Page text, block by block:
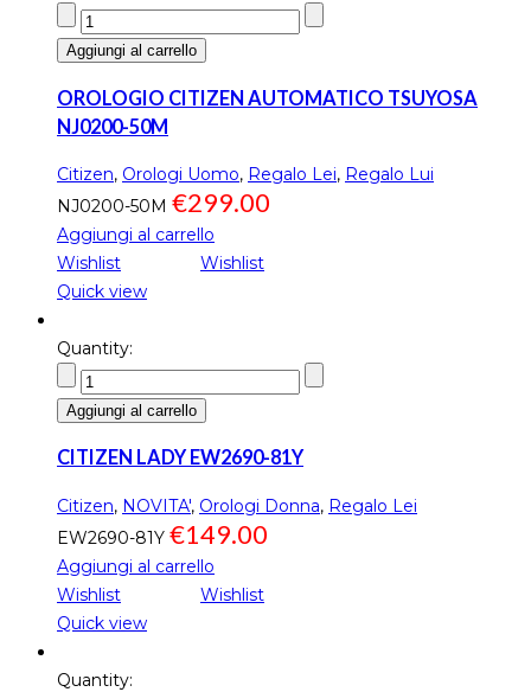
Aggiungi al carrello
OROLOGIO CITIZEN AUTOMATICO TSUYOSA
NJ0200-50M
Citizen, Orologi Uomo, Regalo Lei, Regalo Lui
NJ0200-50M €299.00
Aggiungi al carrello
Wishlist
Wishlist
Quick view
Quantity:
Aggiungi al carrello
CITIZEN LADY EW2690-81Y
Citizen, NOVITA', Orologi Donna, Regalo Lei
EW2690-81Y €149.00
Aggiungi al carrello
Wishlist
Wishlist
Quick view
Quantity: